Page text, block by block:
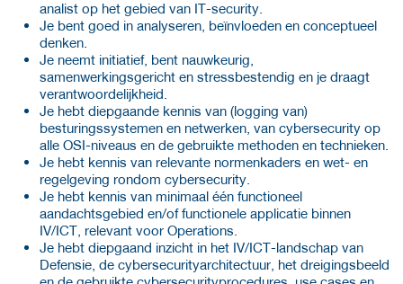
analist op het gebied van IT-security.
Je bent goed in analyseren, beïnvloeden en conceptueel
denken.
Je neemt initiatief, bent nauwkeurig,
samenwerkingsgericht en stressbestendig en je draagt
verantwoordelijkheid.
Je hebt diepgaande kennis van (logging van)
besturingssystemen en netwerken, van cybersecurity op
alle OSI-niveaus en de gebruikte methoden en technieken.
Je hebt kennis van relevante normenkaders en wet- en
regelgeving rondom cybersecurity.
Je hebt kennis van minimaal één functioneel
aandachtsgebied en/of functionele applicatie binnen
IV/ICT, relevant voor Operations.
Je hebt diepgaand inzicht in het IV/ICT-landschap van
Defensie, de cybersecurityarchitectuur, het dreigingsbeeld